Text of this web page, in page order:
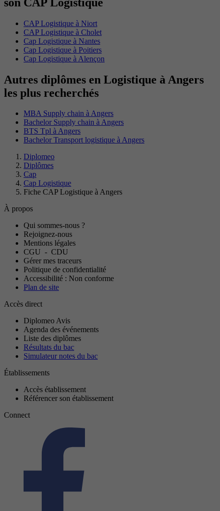
CAP Logistique à Niort
CAP Logistique à Cholet
Cap Logistique à Nantes
Cap Logistique à Poitiers
Cap Logistique à Alençon
Autres diplômes en Logistique à Angers
les plus recherchés
MBA Supply chain à Angers
Bachelor Supply chain à Angers
BTS Tpl à Angers
Bachelor Transport logistique à Angers
Diplomeo
Diplômes
Cap
Cap Logistique
Fiche CAP Logistique à Angers
À propos
Qui sommes-nous ?
Rejoignez-nous
Mentions légales
CGU - CDU
Gérer mes traceurs
Politique de confidentialité
Accessibilité : Non conforme
Plan de site
Accès direct
Diplomeo Avis
Agenda des événements
Liste des diplômes
Résultats du bac
Simulateur notes du bac
Établissements
Accès établissement
Référencer son établissement
Connect